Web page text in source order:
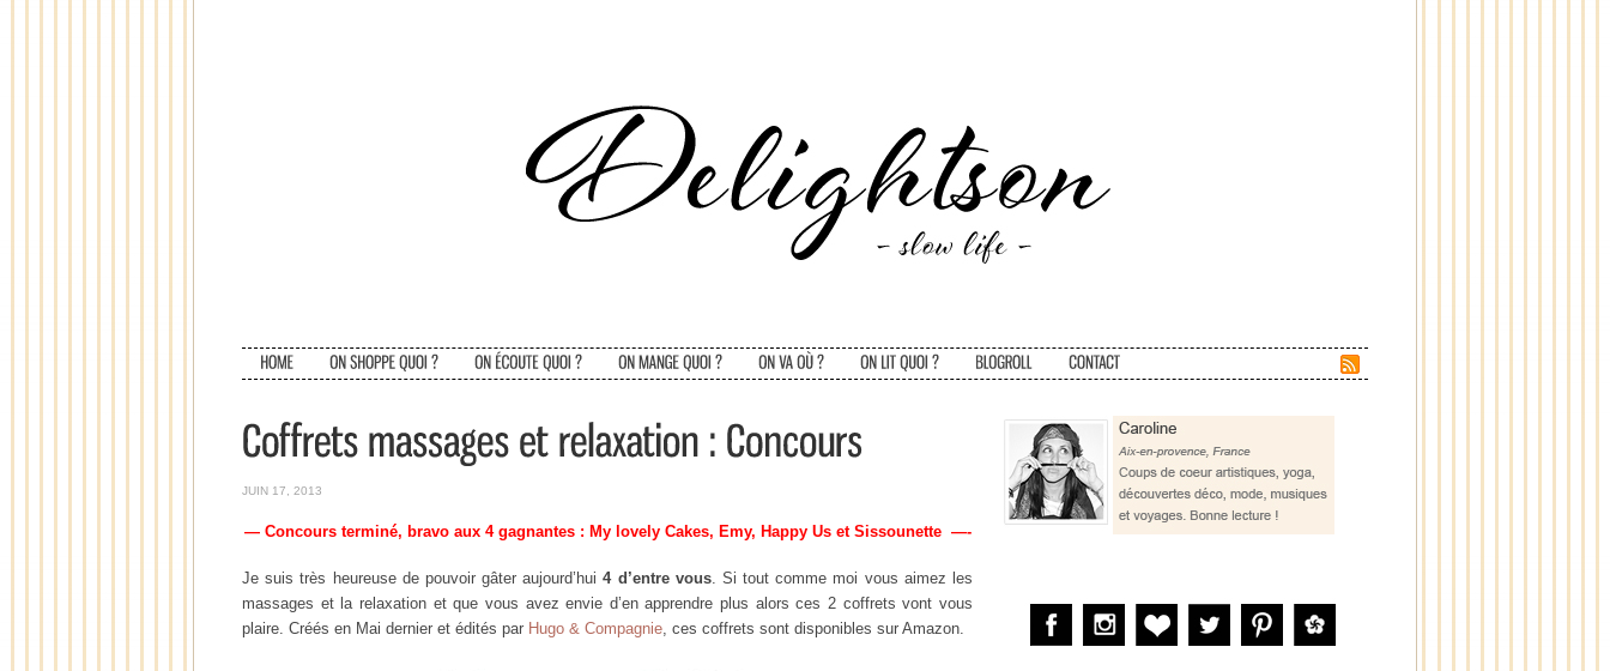
JUIN 17, 2013
— Concours terminé, bravo aux 4 gagnantes : My lovely Cakes, Emy, Happy Us et Sissounette —-
Je suis très heureuse de pouvoir gâter aujourd’hui4 d’entre vous. Si tout comme moi vous aimez les
massages et la relaxation et que vous avez envie d’en apprendre plus alors ces 2 coffrets vont vous
plaire. Créés en Mai dernier et édités par Hugo & Compagnie, ces coffrets sont disponibles sur Amazon.